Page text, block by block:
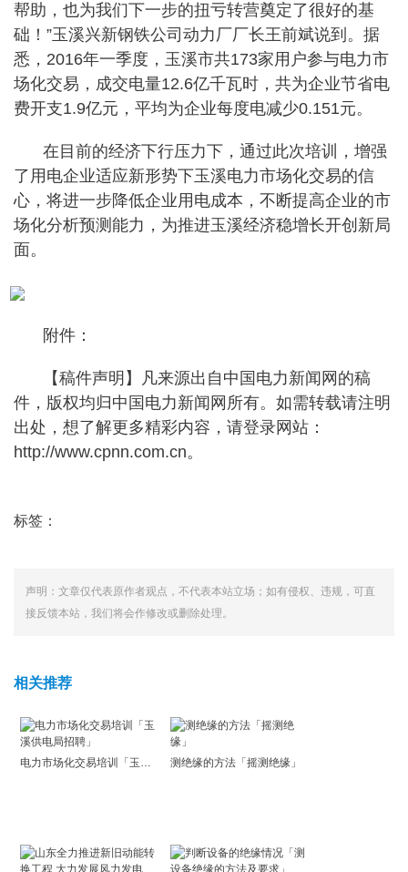
帮助，也为我们下一步的扭亏转营奠定了很好的基
础！”玉溪兴新钢铁公司动力厂厂长王前斌说到。据
悉，2016年一季度，玉溪市共173家用户参与电力市
场化交易，成交电量12.6亿千瓦时，共为企业节省电
费开支1.9亿元，平均为企业每度电减少0.151元。
在目前的经济下行压力下，通过此次培训，增强
了用电企业适应新形势下玉溪电力市场化交易的信
心，将进一步降低企业用电成本，不断提高企业的市
场化分析预测能力，为推进玉溪经济稳增长开创新局
面。
附件：
【稿件声明】凡来源出自中国电力新闻网的稿
件，版权均归中国电力新闻网所有。如需转载请注明
出处，想了解更多精彩内容，请登录网站：
http://www.cpnn.com.cn。
标签：
声明：文章仅代表原作者观点，不代表本站立场；如有侵权、违规，可直
接反馈本站，我们将会作修改或删除处理。
相关推荐
电力市场化交易培训「玉溪供电局招聘」 测绝缘的方法「摇测绝缘」